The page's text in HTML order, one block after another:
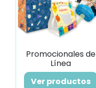
Promocionales de
Línea
Ver productos